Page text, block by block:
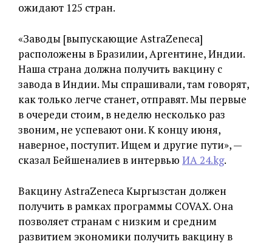
ожидают 125 стран.
«Заводы [выпускающие AstraZeneca]
расположены в Бразилии, Аргентине, Индии.
Наша страна должна получить вакцину с
завода в Индии. Мы спрашивали, там говорят,
как только легче станет, отправят. Мы первые
в очереди стоим, в неделю несколько раз
звоним, не успевают они. К концу июня,
наверное, поступит. Ищем и другие пути», —
сказал Бейшеналиев в интервью ИА 24.kg.
Вакцину AstraZeneca Кыргызстан должен
получить в рамках программы COVAX. Она
позволяет странам с низким и средним
развитием экономики получить вакцину в